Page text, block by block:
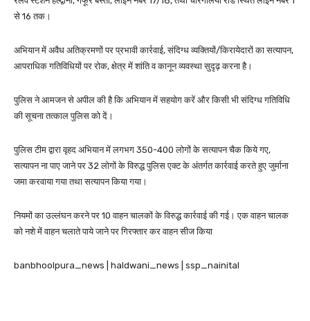
से 16 तक।
अभियान में अवैध अतिक्रमणों पर प्रभावी कार्रवाई, संदिग्ध व्यक्तियों/किरायेदारों का सत्यापन,
आपराधिक गतिविधियों पर रोक, क्षेत्र में शांति व कानून व्यवस्था सुदृढ़ करना है।
पुलिस ने आमजन से अपील की है कि अभियान में सहयोग करें और किसी भी संदिग्ध गतिविधि
की सूचना तत्काल पुलिस को दें।
पुलिस टीम द्वारा वृहद अभियान में लगभग 350-400 लोगों के सत्यापन चैक किये गए,
सत्यापन ना पाए जाने पर 32 लोगों के विरुद्ध पुलिस एक्ट के अंतर्गत कार्रवाई करते हुए जुर्माना
जमा करवाया गया तथा सत्यापन किया गया।
नियमों का उल्लंघन करने पर 10 वाहन चालकों के विरुद्ध कार्रवाई की गई। एक वाहन चालक
को नशे में वाहन चलाते पाये जाने पर गिरफ्तार कर वाहन सीज किया
banbhoolpura_news | haldwani_news | ssp_nainital